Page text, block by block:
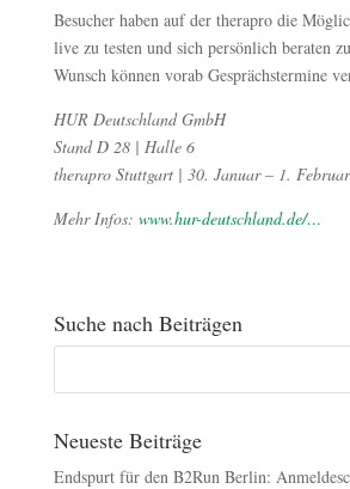
Besucher haben auf der therapro die
live zu testen und sich persönlich beraten
Wunsch können vorab Gesprächstermine
HUR Deutschland GmbH
Stand D 28 | Halle 6
therapro Stuttgart | 30. Januar – 1.
Mehr Infos: www.hur-deutschland.de/…
Suche nach Beiträgen
Neueste Beiträge
Endspurt für den B2Run Berlin: